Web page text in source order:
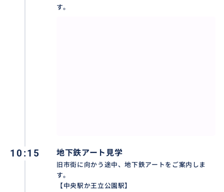
その他フリータイムの過ごし方、
もちろんスウェーデンについてのご質問もお受けしま
す。
10:15 地下鉄アート見学
旧市街に向かう途中、地下鉄アートをご案内しま
す。
【中央駅か王立公園駅】